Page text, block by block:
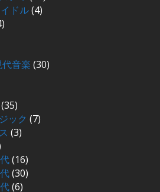
ドル(4)
音楽 (30)
(35)
ック (7)
(3)
(16)
(30)
(6)